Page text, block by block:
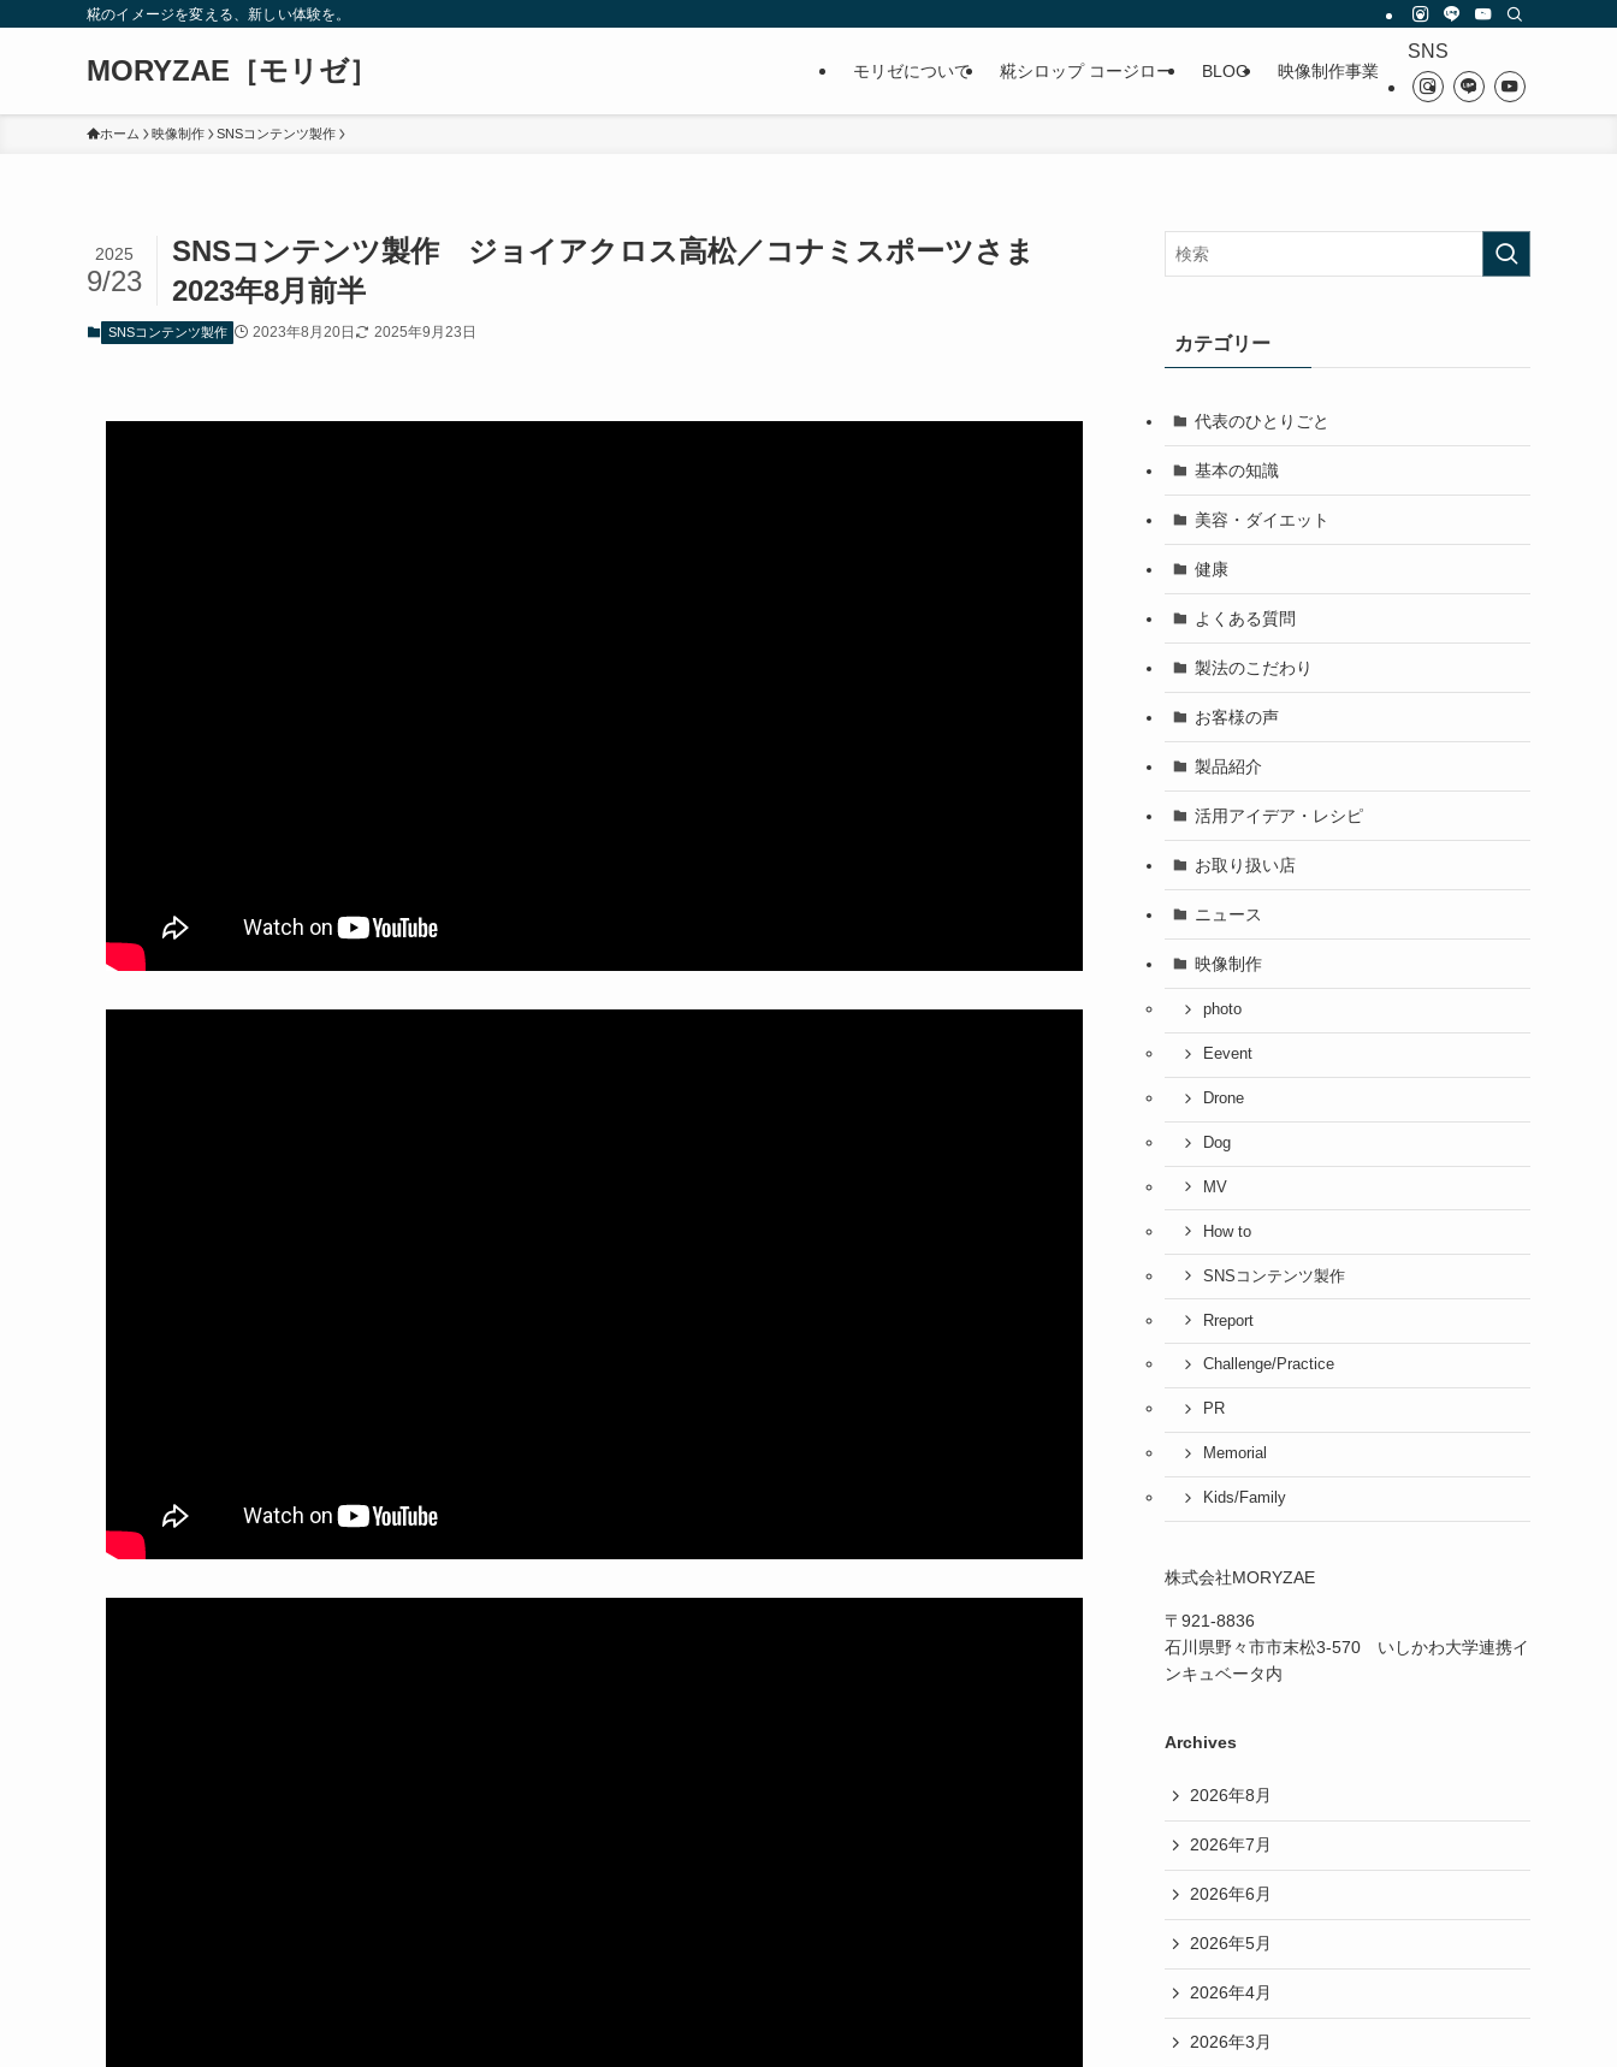
糀のイメージを変える、新しい体験を。
MORYZAE［モリゼ］ モリゼについて 糀シロップ コージロー BLOG 映像制作事業
SNS
ホーム 映像制作 SNSコンテンツ製作
SNSコンテンツ製作 ジョイアクロス高松／コナミスポーツさま
2023年8月前半
2025
9/23
SNSコンテンツ製作 2023年8月20日 2025年9月23日
カテゴリー
代表のひとりごと
基本の知識
美容・ダイエット
健康
よくある質問
製法のこだわり
お客様の声
製品紹介
活用アイデア・レシピ
お取り扱い店
ニュース
映像制作
photo
Eevent
Drone
Dog
MV
How to
SNSコンテンツ製作
Rreport
Challenge/Practice
PR
Memorial
Kids/Family
株式会社MORYZAE
〒921-8836
石川県野々市市末松3-570 いしかわ大学連携イ
ンキュベータ内
Archives
2026年8月
2026年7月
2026年6月
2026年5月
2026年4月
2026年3月